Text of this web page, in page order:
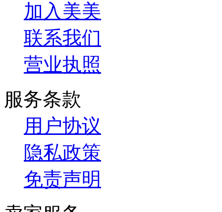
加入美美
联系我们
营业执照
服务条款
用户协议
隐私政策
免责声明